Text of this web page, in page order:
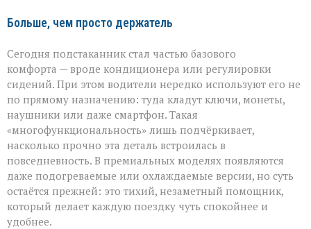
Больше, чем просто держатель
Сегодня подстаканник стал частью базового
комфорта — вроде кондиционера или регулировки
сидений. При этом водители нередко используют его не
по прямому назначению: туда кладут ключи, монеты,
наушники или даже смартфон. Такая
«многофункциональность» лишь подчёркивает,
насколько прочно эта деталь встроилась в
повседневность. В премиальных моделях появляются
даже подогреваемые или охлаждаемые версии, но суть
остаётся прежней: это тихий, незаметный помощник,
который делает каждую поездку чуть спокойнее и
удобнее.